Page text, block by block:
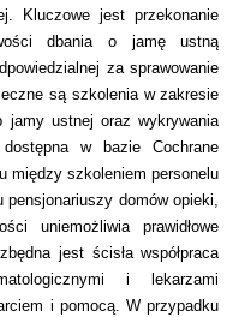
Kluczowe jest przekonanie
dbania o jamę ustną
za sprawowanie
są szkolenia w zakresie
jamy ustnej oraz wykrywania
w bazie Cochrane
między szkoleniem personelu
pensjonariuszy domów opieki,
uniemożliwia prawidłowe
jest ścisła współpraca
i lekarzami
i pomocą. W przypadku